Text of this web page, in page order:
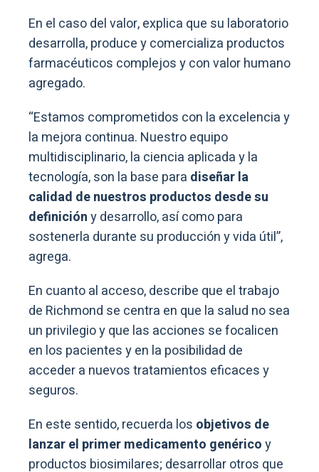
En el caso del valor, explica que su laboratorio
desarrolla, produce y comercializa productos
farmacéuticos complejos y con valor humano
agregado.
“Estamos comprometidos con la excelencia y
la mejora continua. Nuestro equipo
multidisciplinario, la ciencia aplicada y la
tecnología, son la base para diseñar la
calidad de nuestros productos desde su
definicióny desarrollo, así como para
sostenerla durante su producción y vida útil”,
agrega.
En cuanto al acceso, describe que el trabajo
de Richmond se centra en que la salud no sea
un privilegio y que las acciones se focalicen
en los pacientes y en la posibilidad de
acceder a nuevos tratamientos eficaces y
seguros.
En este sentido, recuerda los objetivos de
lanzar el primer medicamento genéricoy
productos biosimilares; desarrollar otros que